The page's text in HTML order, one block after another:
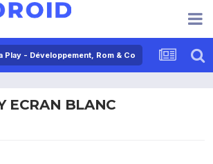
Play - Développement, Rom & Co
ECRAN BLANC